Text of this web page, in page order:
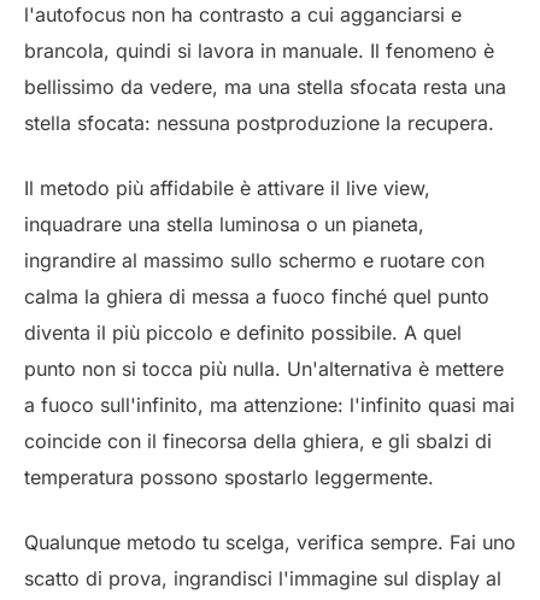
l'autofocus non ha contrasto a cui agganciarsi e
brancola, quindi si lavora in manuale. Il fenomeno è
bellissimo da vedere, ma una stella sfocata resta una
stella sfocata: nessuna postproduzione la recupera.
Il metodo più affidabile è attivare il live view,
inquadrare una stella luminosa o un pianeta,
ingrandire al massimo sullo schermo e ruotare con
calma la ghiera di messa a fuoco finché quel punto
diventa il più piccolo e definito possibile. A quel
punto non si tocca più nulla. Un'alternativa è mettere
a fuoco sull'infinito, ma attenzione: l'infinito quasi mai
coincide con il finecorsa della ghiera, e gli sbalzi di
temperatura possono spostarlo leggermente.
Qualunque metodo tu scelga, verifica sempre. Fai uno
scatto di prova, ingrandisci l'immagine sul display al